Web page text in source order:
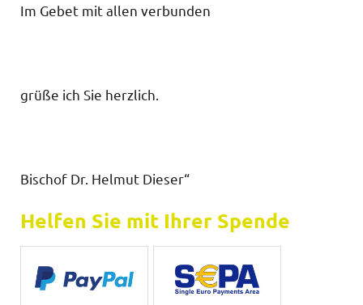
Im Gebet mit allen verbunden
grüße ich Sie herzlich.
Bischof Dr. Helmut Dieser“
Helfen Sie mit Ihrer Spende